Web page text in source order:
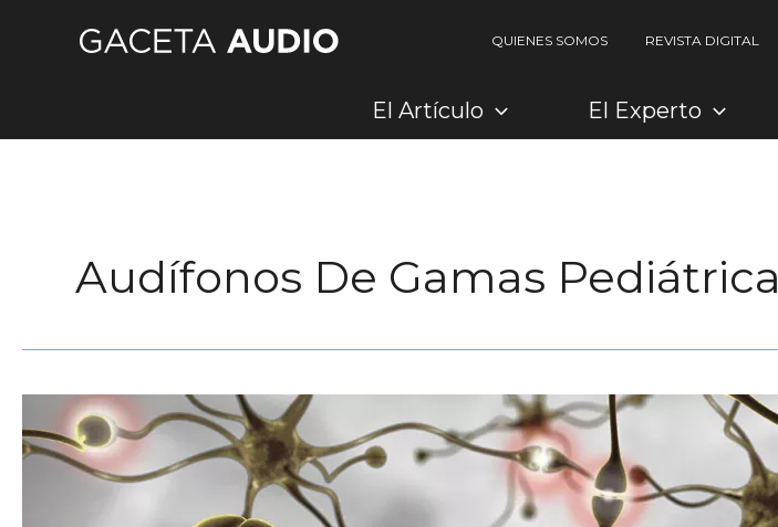
QUIENES SOMOS REVISTA DIGITAL
El Artículo El Experto
Audífonos De Gamas Pediátrica